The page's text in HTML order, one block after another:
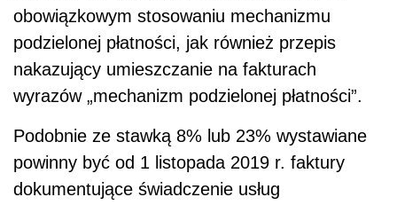
obowiązkowym stosowaniu mechanizmu
podzielonej płatności, jak również przepis
nakazujący umieszczanie na fakturach
wyrazów „mechanizm podzielonej płatności”.
Podobnie ze stawką 8% lub 23% wystawiane
powinny być od 1 listopada 2019 r. faktury
dokumentujące świadczenie usług